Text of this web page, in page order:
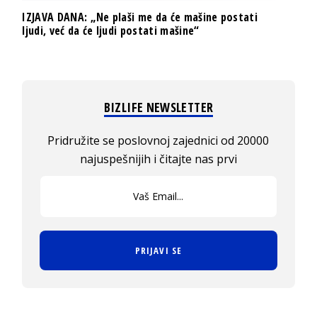
IZJAVA DANA: „Ne plaši me da će mašine postati
ljudi, već da će ljudi postati mašine“
BIZLIFE NEWSLETTER
Pridružite se poslovnoj zajednici od 20000
najuspešnijih i čitajte nas prvi
PRIJAVI SE